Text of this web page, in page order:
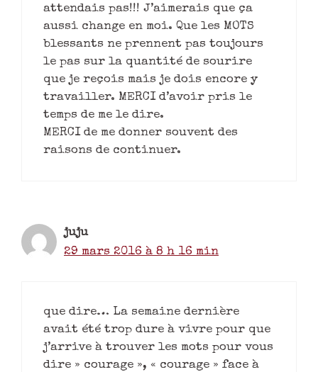
attendais pas!!! J’aimerais que ça
aussi change en moi. Que les MOTS
blessants ne prennent pas toujours
le pas sur la quantité de sourire
que je reçois mais je dois encore y
travailler. MERCI d’avoir pris le
temps de me le dire.
MERCI de me donner souvent des
raisons de continuer.
juju
29 mars 2016 à 8 h 16 min
que dire… La semaine dernière
avait été trop dure à vivre pour que
j’arrive à trouver les mots pour vous
dire » courage », « courage » face à